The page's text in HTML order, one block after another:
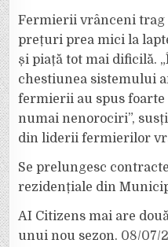
Fermierii vrânceni trag
prețuri prea mici la
și piață tot mai dificilă.
chestiunea sistemului
fermierii au spus foarte
numai nenorociri”,
din liderii fermierilor
Se prelungesc
rezidențiale din
AI Citizens mai are
unui nou sezon. 08/07/